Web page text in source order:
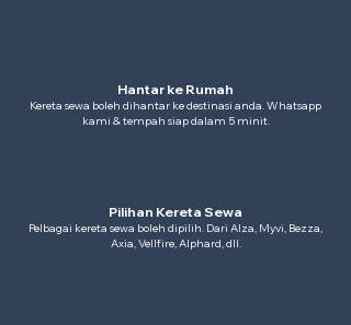
Hantar ke Rumah
Kereta sewa boleh dihantar ke destinasi anda. Whatsapp
kami & tempah siap dalam 5 minit.
Pilihan Kereta Sewa
Pelbagai kereta sewa boleh dipilih. Dari Alza, Myvi, Bezza,
Axia, Vellfire, Alphard, dll.